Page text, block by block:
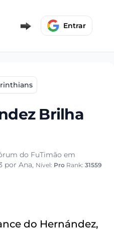
Entrar
Brilha
do FuTimão em
por Ana, Nível: Pro Rank: 31559
do Hernández,